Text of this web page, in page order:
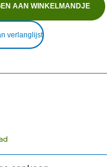
AAN WINKELMANDJE
verlanglijst